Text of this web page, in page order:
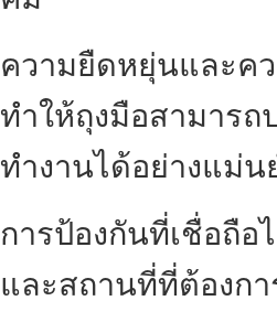
ความยืดหยุ่นและค
ทำให้ถุงมือสามาร
ทำงานได้อย่างแม่
การป้องกันที่เชื่อถือ
และสถานที่ที่ต้องกา